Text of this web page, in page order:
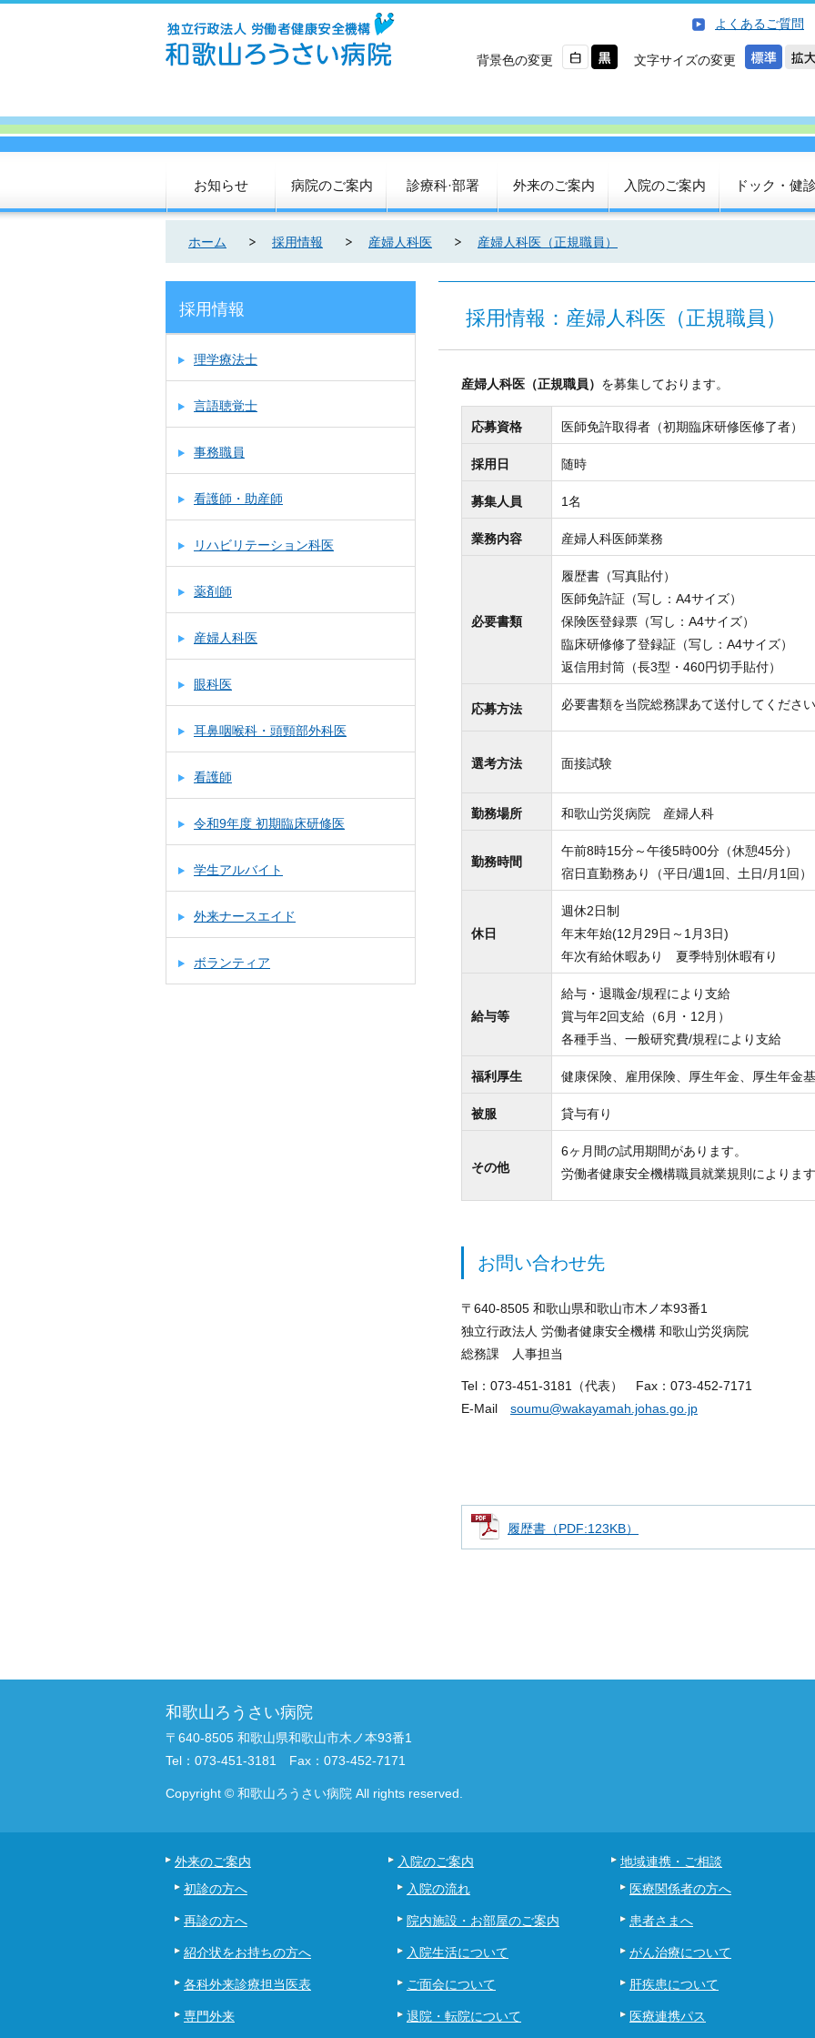
よくあるご質問
背景色の変更 文字サイズの変更
お知らせ 病院のご案内 診療科·部署 外来のご案内 入院のご案内 ドック・健
ホーム 採用情報 産婦人科医 産婦人科医（正規職員）
採用情報：産婦人科医（正規職員）
産婦人科医（正規職員） を募集しております。
応募資格 医師免許取得者（初期臨床研修医修了者）
採用日 随時
募集人員 1名
業務内容 産婦人科医師業務
必要書類
履歴書（写真貼付）
医師免許証（写し：A4サイズ）
保険医登録票（写し：A4サイズ）
臨床研修修了登録証（写し：A4サイズ）
返信用封筒（長3型・460円切手貼付）
応募方法 必要書類を当院総務課あて送付してくださ
選考方法 面接試験
勤務場所 和歌山労災病院 産婦人科
勤務時間
午前8時15分～午後5時00分（休憩45分）
宿日直勤務あり（平日/週1回、土日/月1回）
休日
週休2日制
年末年始(12月29日～1月3日)
年次有給休暇あり 夏季特別休暇有り
給与等
給与・退職金/規程により支給
賞与年2回支給（6月・12月）
各種手当、一般研究費/規程により支給
福利厚生 健康保険、雇用保険、厚生年金、厚生年金
被服 貸与有り
その他
6ヶ月間の試用期間があります。
労働者健康安全機構職員就業規則によりま
お問い合わせ先
〒640-8505 和歌山県和歌山市木ノ本93番1
独立行政法人 労働者健康安全機構 和歌山労災病院
総務課 人事担当
Tel：073-451-3181（代表） Fax：073-452-7171
E-Mail soumu@wakayamah.johas.go.jp
履歴書（PDF:123KB）
採用情報
理学療法士
言語聴覚士
事務職員
看護師・助産師
リハビリテーション科医
薬剤師
産婦人科医
眼科医
耳鼻咽喉科・頭頸部外科医
看護師
令和9年度 初期臨床研修医
学生アルバイト
外来ナースエイド
ボランティア
和歌山ろうさい病院
〒640-8505 和歌山県和歌山市木ノ本93番1
Tel：073-451-3181 Fax：073-452-7171
Copyright © 和歌山ろうさい病院 All rights reserved.
外来のご案内
初診の方へ
再診の方へ
紹介状をお持ちの方へ
各科外来診療担当医表
専門外来
入院のご案内
入院の流れ
院内施設・お部屋のご案内
入院生活について
ご面会について
退院・転院について
地域連携・ご相談
医療関係者の方へ
患者さまへ
がん治療について
肝疾患について
医療連携パス